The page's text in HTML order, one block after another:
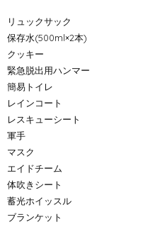
リュックサック
保存水(500ml×2本)
クッキー
緊急脱出用ハンマー
簡易トイレ
レインコート
レスキューシート
軍手
マスク
エイドチーム
体吹きシート
蓄光ホイッスル
ブランケット